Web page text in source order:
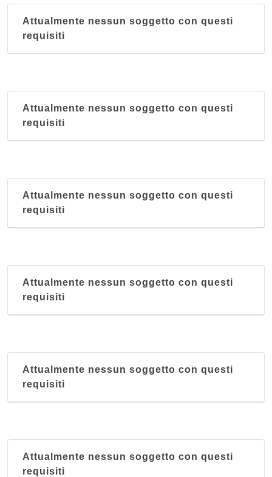
Attualmente nessun soggetto con questi
requisiti
Attualmente nessun soggetto con questi
requisiti
Attualmente nessun soggetto con questi
requisiti
Attualmente nessun soggetto con questi
requisiti
Attualmente nessun soggetto con questi
requisiti
Attualmente nessun soggetto con questi
requisiti